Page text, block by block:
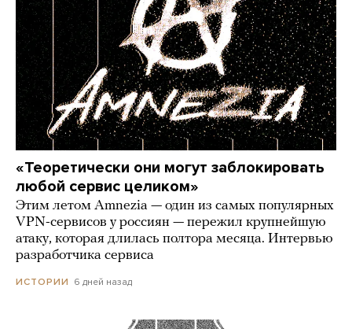
«Теоретически они могут заблокировать
любой сервис целиком»
Этим летом Amnezia — один из самых популярных
VPN-сервисов у россиян — пережил крупнейшую
атаку, которая длилась полтора месяца. Интервью
разработчика сервиса
ИСТОРИИ 6 дней назад